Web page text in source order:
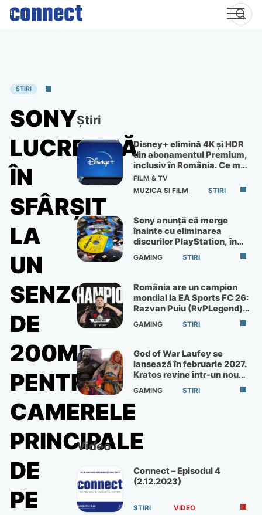
Skip
STIRI
SONY
LUCREAZĂ
ÎN
SFÂRȘIT
LA
UN
SENZOR
DE
200MP
PENTRU
CAMERELE
PRINCIPALE
DE
PE
Știri
Disney+ elimină 4K și HDR
din abonamentul Premium,
inclusiv în România. Ce mai
primești de 60 lei pe lună
FILM & TV
MUZICA SI FILM
STIRI
Sony anunță că merge
înainte cu eliminarea
discurilor PlayStation, în
ciuda protestelor
GAMING STIRI
România are un campion
mondial la EA Sports FC 26:
Razvan Puiu (RvPLegend)
câștigă turneul de la Paris
GAMING STIRI
God of War Laufey se
lansează în februarie 2027.
Kratos revine într-un nou
God of War
GAMING STIRI
Video
Connect – Episodul 4
(2.12.2023)
STIRI VIDEO